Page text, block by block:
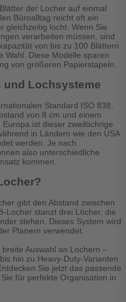
der Locher auf einmal
Büroalltag reicht oft ein
gleichzeitig locht. Wenn Sie
verarbeiten müssen, sind
von bis zu 100 Blättern
Wahl. Diese Modelle sparen
von größeren Papierstapeln.
und Lochsysteme
Standard ISO 838,
von 8 cm und einem
ist dieser zweilöchrige
in Ländern wie den USA
werden. Je nach
also unterschiedliche
kommen.
gibt den Abstand zwischen
Locher stanzt drei Löcher, die
stehen. Dieses System wird
Planern verwendet.
Auswahl an Lochern –
hin zu Heavy-Duty-Varianten
Sie jetzt das passende
für perfekte Organisation in